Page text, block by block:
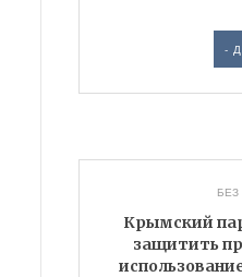
-
БЕЗ
Крымский
защитить